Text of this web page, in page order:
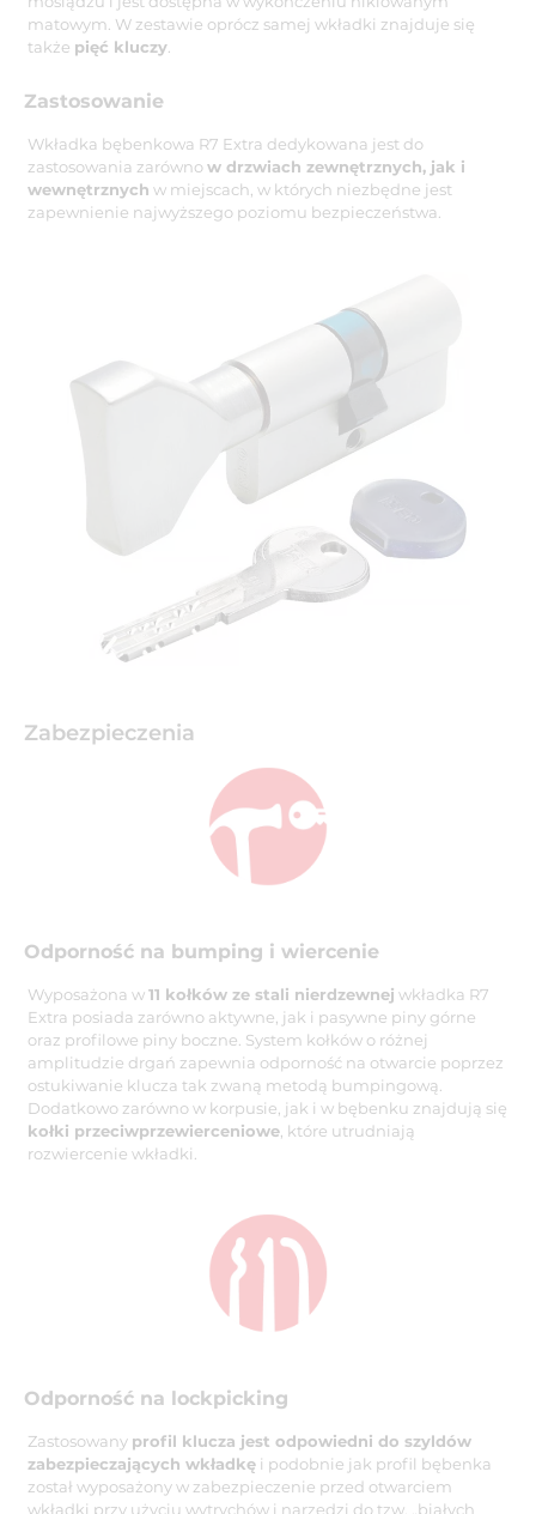
matowym. W zestawie oprócz samej wkładki znajduje się
także pięć kluczy
Zastosowanie
Wkładka bębenkowa R7 Extra dedykowana jest do
zastosowania zarównow drzwiach zewnętrznych, jak i
wewnętrznych w miejscach, w których niezbędne jest
zapewnienie najwyższego poziomu bezpieczeństwa.
Zabezpieczenia
Odporność na bumping i wiercenie
Wyposażona w11 kołków ze stali nierdzewnej wkładka R7
Extra posiada zarówno aktywne, jak i pasywne piny górne
oraz profilowe piny boczne. System kołków o różnej
amplitudzie drgań zapewnia odporność na otwarcie poprzez
ostukiwanie klucza tak zwaną metodą bumpingową.
Dodatkowo zarówno w korpusie, jak i w bębenku znajdują się
kołki przeciwprzewierceniowe, które utrudniają
rozwiercenie wkładki.
Odporność na lockpicking
Zastosowany profil klucza jest odpowiedni do szyldów
zabezpieczających wkładkę i podobnie jak profil bębenka
został wyposażony w zabezpieczenie przed otwarciem
wkładki przy użyciu wytrychów i narzędzi do tzw. „białych